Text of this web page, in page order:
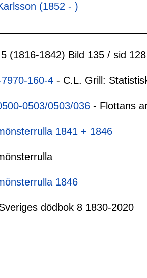
(1852 - )
(1816-1842) Bild 135 / sid 128
160-4 - C.L. Grill:
0503/0503/036 - Flottans
1841 + 1846
1846
dödbok 8 1830-2020